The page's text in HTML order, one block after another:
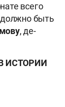
всего
быть
, де-
ИСТОРИИ